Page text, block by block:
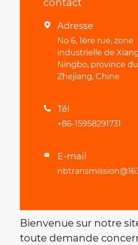
contact
 Adresse
No 6, 1ère rue, zone
industrielle de
Ningbo, province du
Zhejiang, Chine
 Tél
+86-15958291731
 E-mail
Bienvenue sur notre
toute demande